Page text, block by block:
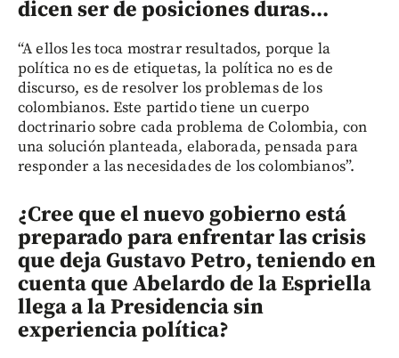
dicen ser de posiciones duras...
“A ellos les toca mostrar resultados, porque la
política no es de etiquetas, la política no es de
discurso, es de resolver los problemas de los
colombianos. Este partido tiene un cuerpo
doctrinario sobre cada problema de Colombia, con
una solución planteada, elaborada, pensada para
responder a las necesidades de los colombianos”.
¿Cree que el nuevo gobierno está
preparado para enfrentar las crisis
que deja Gustavo Petro, teniendo en
cuenta que Abelardo de la Espriella
llega a la Presidencia sin
experiencia política?